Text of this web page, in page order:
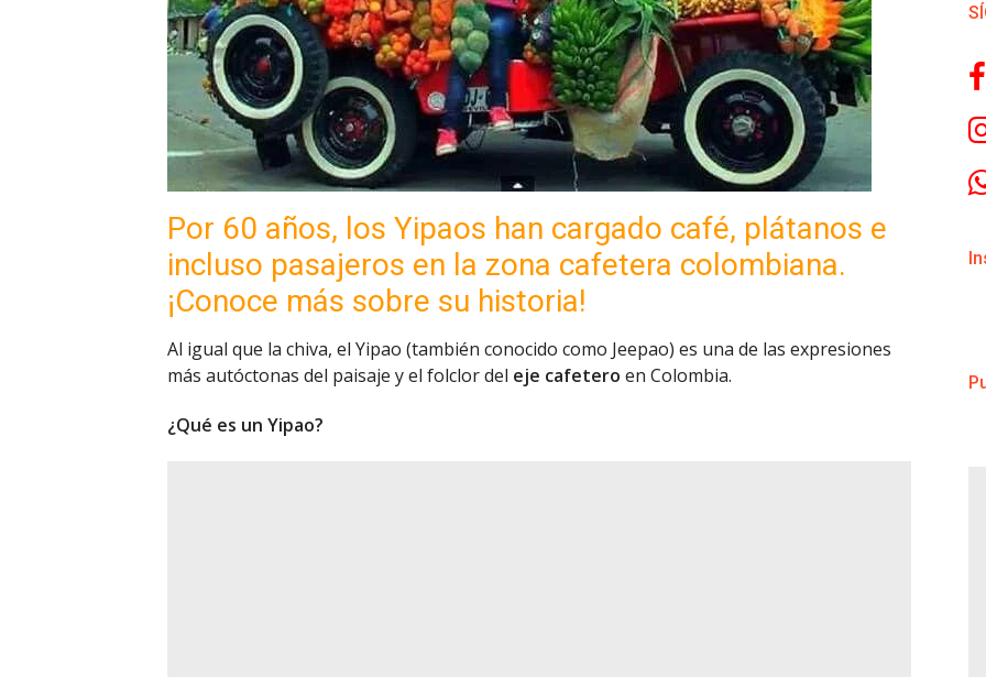
Por 60 años, los Yipaos han cargado café, plátanos e
incluso pasajeros en la zona cafetera colombiana.
¡Conoce más sobre su historia!
Al igual que la chiva, el Yipao (también conocido como Jeepao) es una de las expresiones
más autóctonas del paisaje y el folclor del eje cafetero en Colombia.
¿Qué es un Yipao?